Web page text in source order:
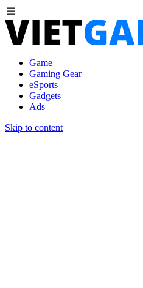
Game
Gaming Gear
eSports
Gadgets
Ads
Skip to content